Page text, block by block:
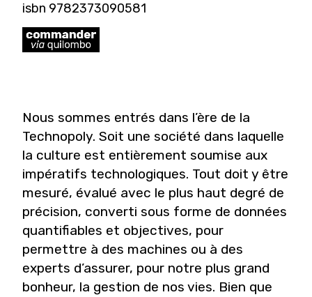
isbn 9782373090581
Nous sommes entrés dans l’ère de la
Technopoly. Soit une société dans laquelle
la culture est entièrement soumise aux
impératifs technologiques. Tout doit y être
mesuré, évalué avec le plus haut degré de
précision, converti sous forme de données
quantifiables et objectives, pour
permettre à des machines ou à des
experts d’assurer, pour notre plus grand
bonheur, la gestion de nos vies. Bien que